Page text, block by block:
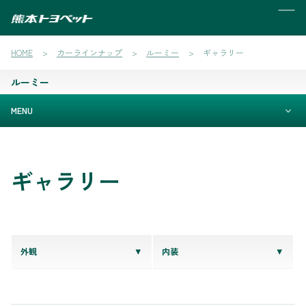
HOME カーラインナップ ルーミー ギャラリー
ルーミー
MENU
ギャラリー
外観 内装